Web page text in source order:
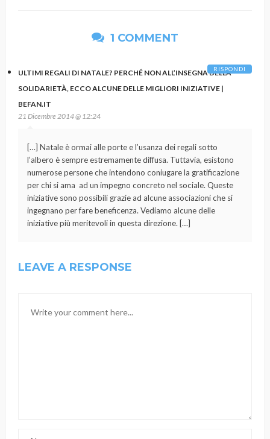
1 COMMENT
ULTIMI REGALI DI NATALE? PERCHÉ NON ALL’INSEGNA DELLA
SOLIDARIETÀ, ECCO ALCUNE DELLE MIGLIORI INIZIATIVE |
BEFAN.IT
21 Dicembre 2014 @ 12:24
[…] Natale è ormai alle porte e l’usanza dei regali sotto
l’albero è sempre estremamente diffusa. Tuttavia, esistono
numerose persone che intendono coniugare la gratificazione
per chi si ama ad un impegno concreto nel sociale. Queste
iniziative sono possibili grazie ad alcune associazioni che si
ingegnano per fare beneficenza. Vediamo alcune delle
iniziative più meritevoli in questa direzione. […]
RISPONDI
LEAVE A RESPONSE